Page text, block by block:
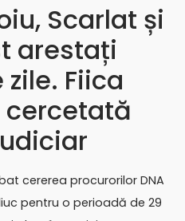
Scarlat și
arestați
Fiica
cererea procurorilor DNA
pentru o perioadă de 29